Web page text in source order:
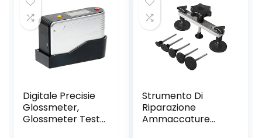
Digitale Precisie
Glossmeter,
Glossmeter Tester
Strumento Di
Riparazione
Ammaccature